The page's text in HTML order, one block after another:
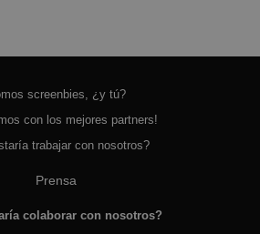
screenbies, ¿y tú?
con los mejores partners!
trabajar con nosotros?
Prensa
colaborar con nosotros?